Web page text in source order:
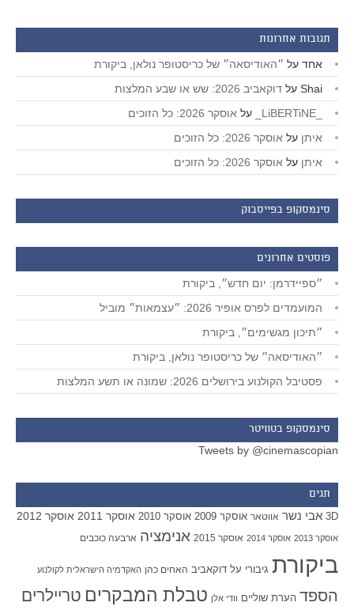
תגובות אחרונות
אחד על ״האודיסאה״ של כריסטופר נולאן, ביקורת
Shai על דוקאביב 2026: שש או שבע המלצות
על אוסקר 2026: כל הזוכים
איתן על אוסקר 2026: כל הזוכים
איתן על אוסקר 2026: כל הזוכים
סינמסקופ בפייסבוק
פוסטים אחרונים
״ספיידרמן: יום חדש״, ביקורת
המועמדים לפרס אופיר 2026: ״עצמאות״ מוביל
״תיכון מגשימים״, ביקורת
״האודיסאה״ של כריסטופר נולאן, ביקורת
פסטיבל הקולנוע בירושלים 2026: שמונה או תשע המלצות
סינמסקופ בטוויטר
Tweets by @cinemascopian
תגים
3D אבי נשר אווטאר אוסקר 2009 אוסקר 2010 אוסקר 2011 אוסקר 2012
אוסקר 2013 אוסקר 2014 אוסקר 2015 אנימציה ארבעה כוכבים
ביקורת גיבורי על דוקאביב האחים כהן האקדמיה הישראלית לקולנוע
הספד הערת שוליים וודי אלן טבלת המבקרים טריילרים